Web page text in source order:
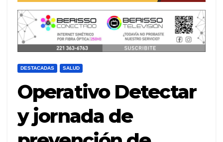
DESTACADAS SALUD
Operativo Detectar
y jornada de